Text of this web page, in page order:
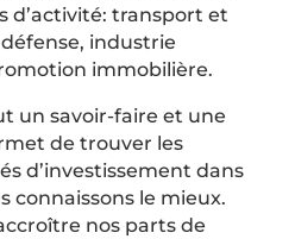
d’activité: transport et
industrie
immobilière.
un savoir-faire et une
de trouver les
d’investissement dans
connaissons le mieux.
nos parts de